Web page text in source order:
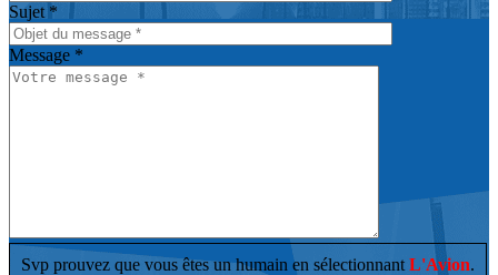
Sujet *
Message *
Svp prouvez que vous êtes un humain en sélectionnant L'Avion.